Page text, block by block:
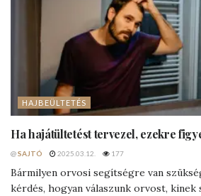
HAJBEÜLTETÉS
Ha hajátültetést tervezel, ezekre
@SAJTÓ 2025.03.12. 177
Bármilyen orvosi segítségre van
kérdés, hogyan válaszunk orvost, kinek